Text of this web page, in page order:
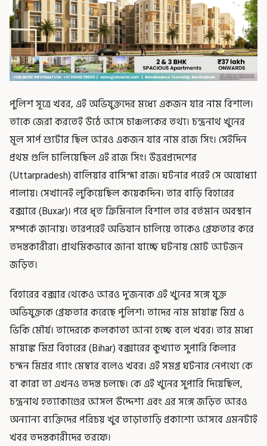
পুলিশ সূত্রে খবর, এই অভিযুক্তদের মধ্যে একজন যার নাম বিশাল।
তাকে জেরা করতেই উঠে আসে চাঞ্চল্যকর তথ্য। চন্দ্রনাথ খুনের
মূল সার্প শ্যুটার ছিল আরও একজন যার নাম রাজ সিং। সেইদিন
প্রথম গুলি চালিয়েছিল এই রাজ সিং। উত্তরপ্রদেশের
(Uttarpradesh) বালিয়ার বাসিন্দা রাজ। ঘটনার পরেই সে অযোধ্যা
পালায়। সেখানেই লুকিয়েছিল কয়েকদিন। তার বাড়ি বিহারের
বক্সারে (Buxar)। পরে ধৃত ক্রিমিনাল বিশাল তার বর্তমান অবস্থান
সম্পর্কে জানায়। তারপরেই অভিযান চালিয়ে তাকেও গ্রেফতার করে
তদন্তকারীরা। প্রাথমিকভাবে জানা যাচ্ছে ঘটনায় মোট আটজন
জড়িত।
বিহারের বক্সার থেকেও আরও দু'জনকে এই খুনের সঙ্গে যুক্ত
অভিযুক্তকে গ্রেফতার করেছে পুলিশ। তাদের নাম মায়াঙ্ক মিশ্র ও
ভিকি মৌর্য। তাদেরকে কলকাতা আনা হচ্ছে বলে খবর। তার মধ্যে
মায়াঙ্ক মিশ্র বিহারের (Bihar) বক্সারের কুখ্যাত সুপারি কিলার
চন্দন মিশ্রর গ্যাং মেম্বার বলেও খবর। এই সমগ্র ঘটনার নেপথ্যে কে
বা কারা তা এখনও তদন্ত চলছে। কে এই খুনের সুপারি দিয়েছিল,
চন্দ্রনাথ হত্যাকাণ্ডের আসল উদ্দেশ্য এবং এর সঙ্গে জড়িত আরও
অন্যান্য ব্যক্তিদের পরিচয় খুব তাড়াতাড়ি প্রকাশ্যে আসবে এমনটাই
খবর তদন্তকারীদের তরফে।